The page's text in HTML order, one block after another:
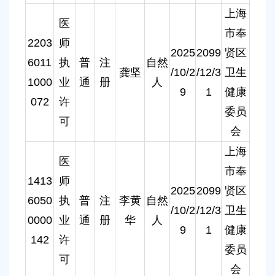
2203
6011
1000
072
医
师
执
业
许
可
普
通
注
册
龚坚
自然
人
2025
/10/2
9
2099
/12/3
1
上海
市奉
贤区
卫生
健康
委员
会
1413
6050
0000
142
医
师
执
业
许
可
普
通
注
册
李黄
华
自然
人
2025
/10/2
9
2099
/12/3
1
上海
市奉
贤区
卫生
健康
委员
会